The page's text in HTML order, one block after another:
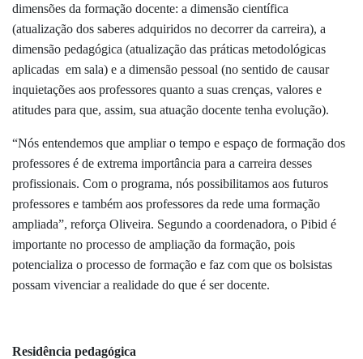
dimensões da formação docente: a dimensão científica
(atualização dos saberes adquiridos no decorrer da carreira), a
dimensão pedagógica (atualização das práticas metodológicas
aplicadas em sala) e a dimensão pessoal (no sentido de causar
inquietações aos professores quanto a suas crenças, valores e
atitudes para que, assim, sua atuação docente tenha evolução).
“Nós entendemos que ampliar o tempo e espaço de formação dos
professores é de extrema importância para a carreira desses
profissionais. Com o programa, nós possibilitamos aos futuros
professores e também aos professores da rede uma formação
ampliada”, reforça Oliveira. Segundo a coordenadora, o Pibid é
importante no processo de ampliação da formação, pois
potencializa o processo de formação e faz com que os bolsistas
possam vivenciar a realidade do que é ser docente.
Residência pedagógica